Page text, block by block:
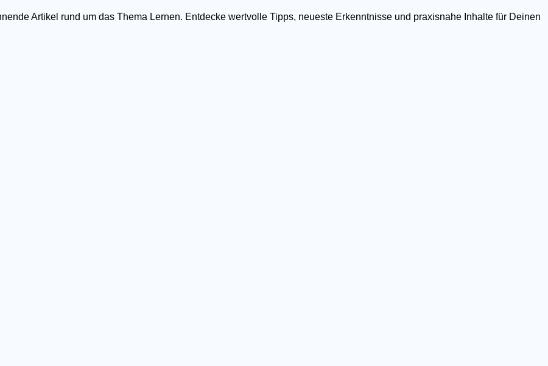
Artikel rund um das Thema Lernen. Entdecke wertvolle Tipps, neueste Erkenntnisse und praxisnahe Inhalte für Deinen